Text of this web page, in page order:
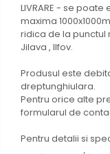
LIVRARE - se
maxima
ridica de la punctul
Jilava , Ilfov.
Produsul este
dreptunghiulara.
Pentru orice alte
formularul de
Pentru detalii si